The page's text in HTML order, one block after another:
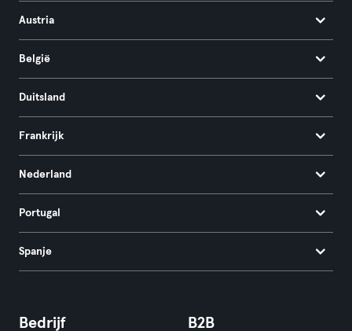
Austria
België
Duitsland
Frankrijk
Nederland
Portugal
Spanje
Bedrijf B2B